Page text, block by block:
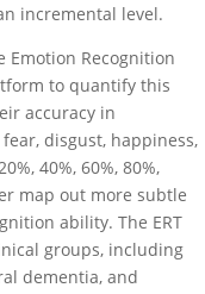
incremental level.
Emotion Recognition
to quantify this
accuracy in
disgust, happiness,
40%, 60%, 80%,
map out more subtle
ability. The ERT
groups, including
dementia, and